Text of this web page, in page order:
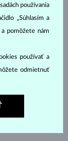
13 909 €
používania
„Súhlasím a
pomôžete nám
používať a
odmietnuť